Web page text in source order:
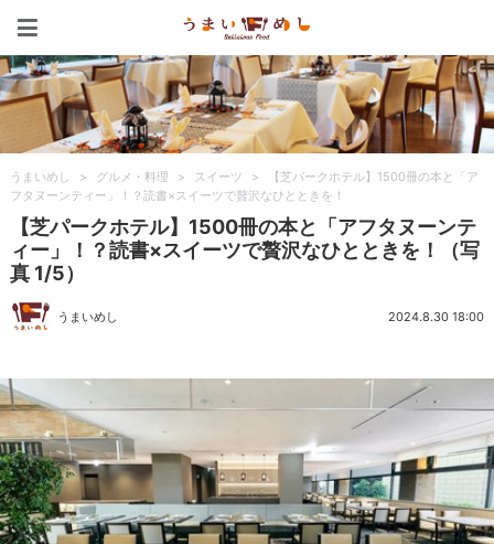
うまいめし > グルメ・料理 > スイーツ >
【芝パークホテル】1500冊の本と「ア
フタヌーンティー」！？読書×スイーツで贅沢なひとときを！
【芝パークホテル】1500冊の本と「アフタヌーンテ
ィー」！？読書×スイーツで贅沢なひとときを！（写
真 1/5）
うまいめし 2024.8.30 18:00